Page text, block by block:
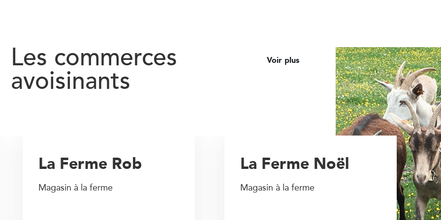
Les commerces
avoisinants
Voir plus
La Ferme Noël
Magasin à la ferme
La Ferme Rob
Magasin à la ferme